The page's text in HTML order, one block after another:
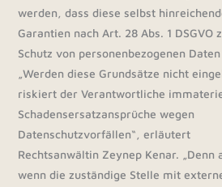
werden, dass diese selbst
Garantien nach Art. 28 Abs. 1 DSGVO
Schutz von personenbezogenen
„Werden diese Grundsätze nicht
riskiert der Verantwortliche
Schadensersatzansprüche wegen
Datenschutzvorfällen“, erläutert
Rechtsanwältin Zeynep Kenar. „Denn
wenn die zuständige Stelle mit